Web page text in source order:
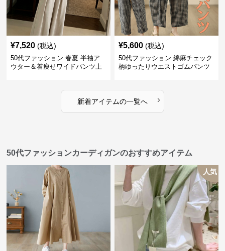
¥7,520 (税込)
50代ファッション 春夏 半袖ア
ウター＆着痩せワイドパンツ上
¥5,600 (税込)
50代ファッション 綿麻チェック
柄ゆったりウエストゴムパンツ
新着アイテムの一覧へ ›
50代ファッションカーディガンのおすすめアイテム
人気